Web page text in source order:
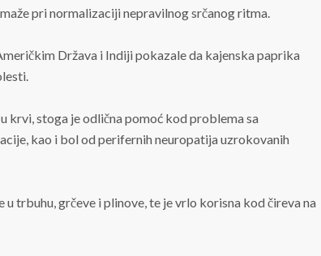
pri normalizaciji nepravilnog srčanog ritma.
Država i Indiji pokazale da kajenska paprika
krvi, stoga je odlična pomoć kod problema sa
kao i bol od perifernih neuropatija uzrokovanih
trbuhu, grčeve i plinove, te je vrlo korisna kod čireva na